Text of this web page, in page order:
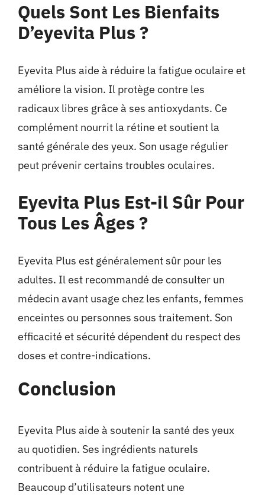
Quels Sont Les Bienfaits
D’eyevita Plus ?
Eyevita Plus aide à réduire la fatigue oculaire et
améliore la vision. Il protège contre les
radicaux libres grâce à ses antioxydants. Ce
complément nourrit la rétine et soutient la
santé générale des yeux. Son usage régulier
peut prévenir certains troubles oculaires.
Eyevita Plus Est-il Sûr Pour
Tous Les Âges ?
Eyevita Plus est généralement sûr pour les
adultes. Il est recommandé de consulter un
médecin avant usage chez les enfants, femmes
enceintes ou personnes sous traitement. Son
efficacité et sécurité dépendent du respect des
doses et contre-indications.
Conclusion
Eyevita Plus aide à soutenir la santé des yeux
au quotidien. Ses ingrédients naturels
contribuent à réduire la fatigue oculaire.
Beaucoup d’utilisateurs notent une